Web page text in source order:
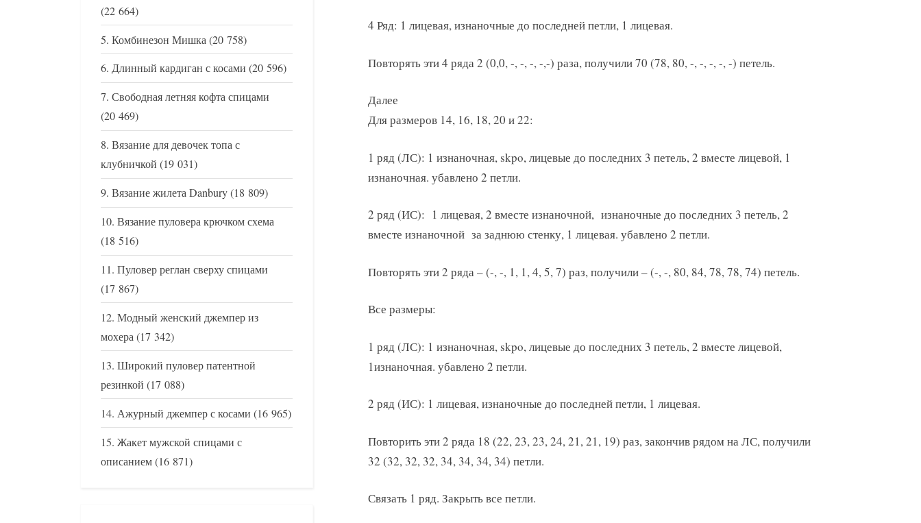
4 Ряд: 1 лицевая, изнаночные до последней петли, 1 лицевая.
Повторять эти 4 ряда 2 (0,0, -, -, -, -,-) раза, получили 70 (78, 80, -, -, -, -, -) петель.
Далее
Для размеров 14, 16, 18, 20 и 22:
1 ряд (ЛС): 1 изнаночная, skpo, лицевые до последних 3 петель, 2 вместе лицевой, 1
изнаночная. убавлено 2 петли.
2 ряд (ИС): 1 лицевая, 2 вместе изнаночной, изнаночные до последних 3 петель, 2
вместе изнаночной за заднюю стенку, 1 лицевая. убавлено 2 петли.
Повторять эти 2 ряда – (-, -, 1, 1, 4, 5, 7) раз, получили – (-, -, 80, 84, 78, 78, 74) петель.
Все размеры:
1 ряд (ЛС): 1 изнаночная, skpo, лицевые до последних 3 петель, 2 вместе лицевой,
1изнаночная. убавлено 2 петли.
2 ряд (ИС): 1 лицевая, изнаночные до последней петли, 1 лицевая.
Повторить эти 2 ряда 18 (22, 23, 23, 24, 21, 21, 19) раз, закончив рядом на ЛС, получили
32 (32, 32, 32, 34, 34, 34, 34) петли.
Связать 1 ряд. Закрыть все петли.
(22 664)
Комбинезон Мишка(20 758)
Длинный кардиган с косами (20 596)
Свободная летняя кофта спицами
(20 469)
Вязание для девочек топа с
клубничкой (19 031)
Вязание жилета Danbury(18 809)
Вязание пуловера крючком схема
(18 516)
Пуловер реглан сверху спицами
(17 867)
Модный женский джемпер из
мохера(17 342)
Широкий пуловер патентной
резинкой (17 088)
Ажурный джемпер с косами (16 965)
Жакет мужской спицами с
описанием(16 871)